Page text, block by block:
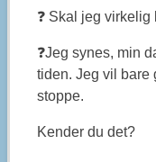
❓ Skal jeg
❓Jeg synes, min
tiden. Jeg vil bare
stoppe.
Kender du det?